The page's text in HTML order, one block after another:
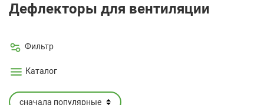
Дефлекторы для вентиляции
Фильтр
Каталог